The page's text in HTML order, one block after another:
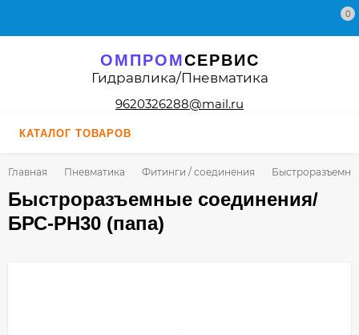
0
ОМПРОМСЕРВИС
Гидравлика/Пневматика
9620326288@mail.ru
КАТАЛОГ ТОВАРОВ
Главная Пневматика Фитинги / соединения
Быстроразъемные соединения/
БРС-PН30 (папа)